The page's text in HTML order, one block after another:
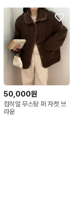
50,000원
컴히얼 무스탕 퍼 자켓 브
라운